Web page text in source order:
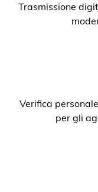
Trasmissione
Verifica
per gli